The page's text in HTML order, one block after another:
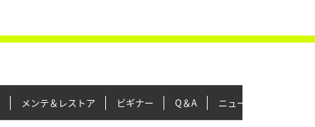
メンテ＆レストア ビギナー Q＆A ニュース＆トピックス